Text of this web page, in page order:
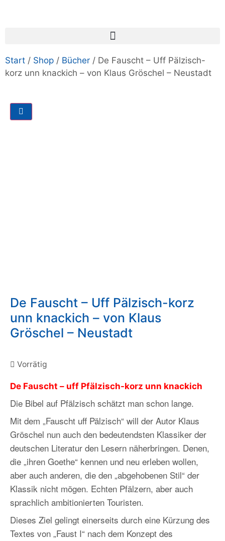
Start / Shop / Bücher / De Fauscht – Uff Pälzisch-
korz unn knackich – von Klaus Gröschel – Neustadt
De Fauscht – Uff Pälzisch-korz
unn knackich – von Klaus
Gröschel – Neustadt
Vorrätig
De Fauscht – uff Pfälzisch-korz unn knackich
Die Bibel auf Pfälzisch schätzt man schon lange.
Mit dem „Fauscht uff Pälzisch“ will der Autor Klaus
Gröschel nun auch den bedeutendsten Klassiker der
deutschen Literatur den Lesern näherbringen. Denen,
die „ihren Goethe“ kennen und neu erleben wollen,
aber auch anderen, die den „abgehobenen Stil“ der
Klassik nicht mögen. Echten Pfälzern, aber auch
sprachlich ambitionierten Touristen.
Dieses Ziel gelingt einerseits durch eine Kürzung des
Textes von „Faust I“ nach dem Konzept des